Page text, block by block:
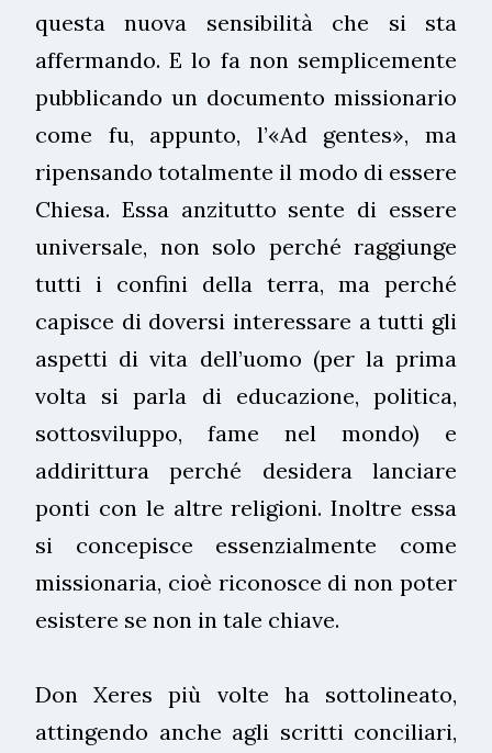
questa nuova sensibilità che si sta
affermando. E lo fa non semplicemente
pubblicando un documento missionario
come fu, appunto, l’«Ad gentes», ma
ripensando totalmente il modo di essere
Chiesa. Essa anzitutto sente di essere
universale, non solo perché raggiunge
tutti i confini della terra, ma perché
capisce di doversi interessare a tutti gli
aspetti di vita dell’uomo (per la prima
volta si parla di educazione, politica,
sottosviluppo, fame nel mondo) e
addirittura perché desidera lanciare
ponti con le altre religioni. Inoltre essa
si concepisce essenzialmente come
missionaria, cioè riconosce di non poter
esistere se non in tale chiave.
Don Xeres più volte ha sottolineato,
attingendo anche agli scritti conciliari,